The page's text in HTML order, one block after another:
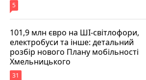
5
101,9 млн євро на ШІ-світлофори,
електробуси та інше: детальний
розбір нового Плану мобільності
Хмельницького
31